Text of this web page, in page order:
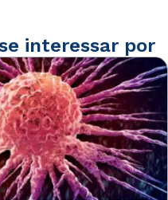
interessar por